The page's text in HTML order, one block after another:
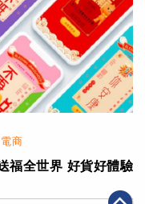
電商
福全世界 好貨好體驗